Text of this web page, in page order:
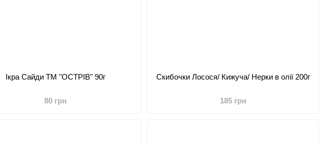
Ікра Сайди ТМ "ОСТРІВ" 90г
80 грн
Скибочки Лосося/ Кижуча/ Нерки в олії 200г
185 грн